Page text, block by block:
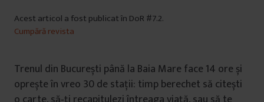
Acest articol a fost publicat în DoR #7.2.
Cumpără revista
Trenul din București până la Baia Mare face 14 ore și
oprește în vreo 30 de stații: timp berechet să citești